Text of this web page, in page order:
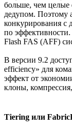
больше, чем целые
дедупом. Поэтому
конкурирования с
по
Flash FAS (AFF)
В версии 9.2
efficiency» для
эффект от
клоны,
Tiering или